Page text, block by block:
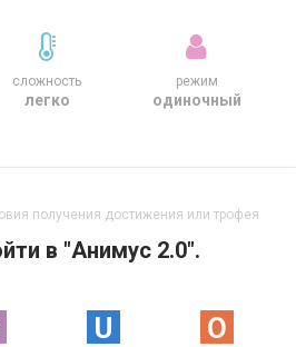
сложность
легко
режим
одиночный
получения достижения или трофея
в "Анимус 2.0".
U O